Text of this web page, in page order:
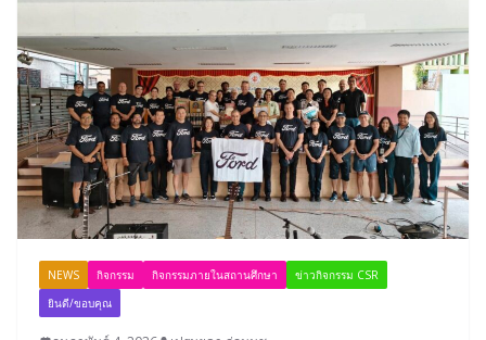
NEWS กิจกรรม กิจกรรมภายในสถานศึกษา
ข่าวกิจกรรม CSR
ยินดี/ขอบคุณ